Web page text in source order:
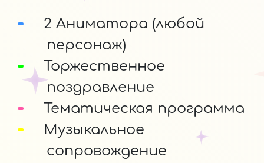
2 Аниматора (любой
персонаж)
Торжественное
поздравление
Тематическая программа
Музыкальное
сопровождение